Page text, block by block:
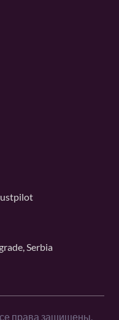
Serbia
права защищены.